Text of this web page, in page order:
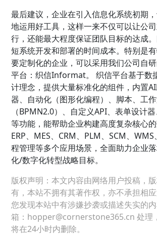
最后建议，企业在引入信息化系统初期
地运用好工具，这样一来不仅可以让公
行，还能最大程度保证团队目标的达成
短系统开发和部署的时间成本。特别是
要定制化的企业，可以采用我们公司自
平台：织信Informat。 织信平台基于数
计理念，提供大量标准化的组件，内置
器、自动化（图形化编程）、脚本、工
（BPMN2.0）、自定义API、表单设计
等功能，能帮助企业构建高度复杂核心
ERP、MES、CRM、PLM、SCM、
程管理等多个应用场景，全面助力企业
化/数字化转型战略目标。
版权声明：本文内容由网络用户投稿，
有，本站不拥有其著作权，亦不承担相
您发现本站中有涉嫌抄袭或描述失实的
箱：hopper@cornerstone365.cn 处理
将在24小时内删除。